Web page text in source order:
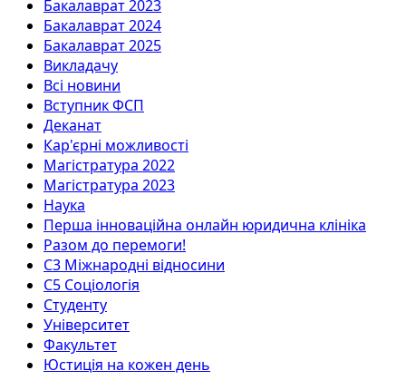
Бакалаврат 2023
Бакалаврат 2024
Бакалаврат 2025
Викладачу
Всі новини
Вступник ФСП
Деканат
Кар'єрні можливості
Магістратура 2022
Магістратура 2023
Наука
Перша інноваційна онлайн юридична клініка
Разом до перемоги!
С3 Міжнародні відносини
С5 Соціологія
Студенту
Університет
Факультет
Юстиція на кожен день